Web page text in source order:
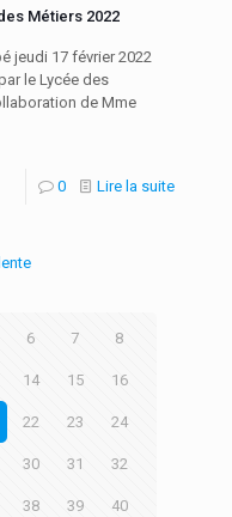
Métiers 2022
jeudi 17 février 2022
le Lycée des
de Mme
0 Lire la suite
6 7 8
14 15 16
22 23 24
30 31 32
38 39 40